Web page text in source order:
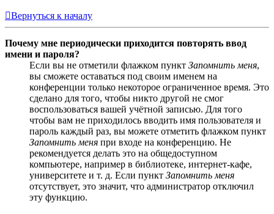
Вернуться к началу
Почему мне периодически приходится повторять ввод
имени и пароля?
Если вы не отметили флажком пункт Запомнить меня,
вы сможете оставаться под своим именем на
конференции только некоторое ограниченное время. Это
сделано для того, чтобы никто другой не смог
воспользоваться вашей учётной записью. Для того
чтобы вам не приходилось вводить имя пользователя и
пароль каждый раз, вы можете отметить флажком пункт
Запомнить меня при входе на конференцию. Не
рекомендуется делать это на общедоступном
компьютере, например в библиотеке, интернет-кафе,
университете и т. д. Если пункт Запомнить меня
отсутствует, это значит, что администратор отключил
эту функцию.